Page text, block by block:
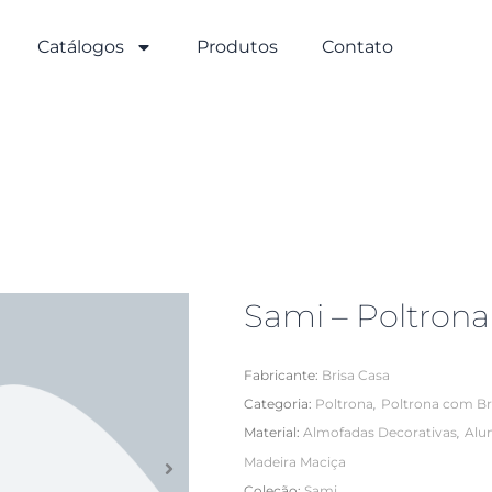
Catálogos Produtos Contato
Sami – Poltrona
Fabricante: Brisa Casa
Categoria: Poltrona, Poltrona com
Material: Almofadas Decorativas,
Madeira Maciça